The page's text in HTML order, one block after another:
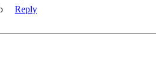
Reply